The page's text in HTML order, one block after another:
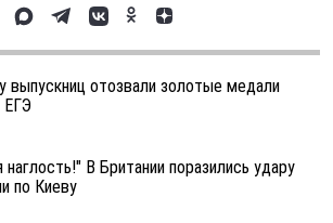
выпускниц отозвали золотые медали
ЕГЭ
наглость!" В Британии поразились удару
по Киеву